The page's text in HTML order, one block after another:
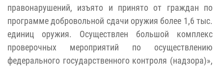
правонарушений, изъято и принято от граждан по
программе добровольной сдачи оружия более 1,6 тыс.
единиц оружия. Осуществлен большой комплекс
проверочных мероприятий по осуществлению
федерального государственного контроля (надзора)»,